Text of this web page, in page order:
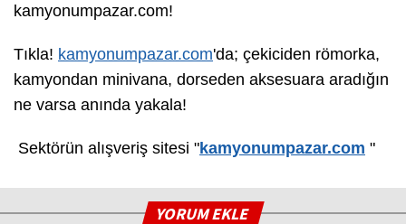
kamyonumpazar.com!
Tıkla! kamyonumpazar.com'da; çekiciden römorka,
kamyondan minivana, dorseden aksesuara aradığın
ne varsa anında yakala!
Sektörün alışveriş sitesi "kamyonumpazar.com "
YORUM EKLE